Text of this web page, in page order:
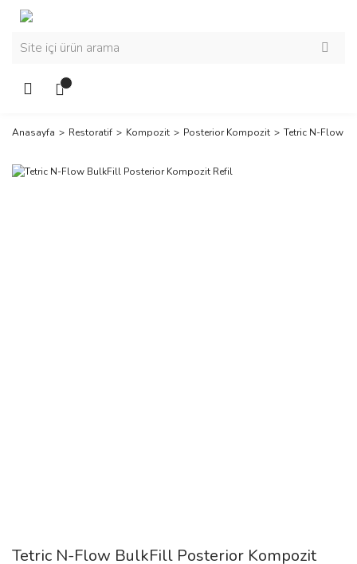
Anasayfa Restoratif Kompozit Posterior Kompozit Tetric N-Flow
Tetric N-Flow BulkFill Posterior Kompozit